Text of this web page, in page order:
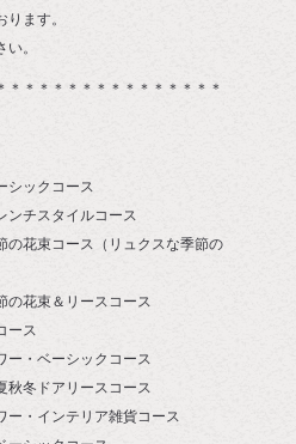
ます。
。
＊＊＊＊＊＊＊＊＊＊＊＊＊＊＊
シックコース
チスタイルコース
花束コース（リュクスな季節の
花束＆リースコース
ース
・ベーシックコース
冬ドアリースコース
・インテリア雑貨コース